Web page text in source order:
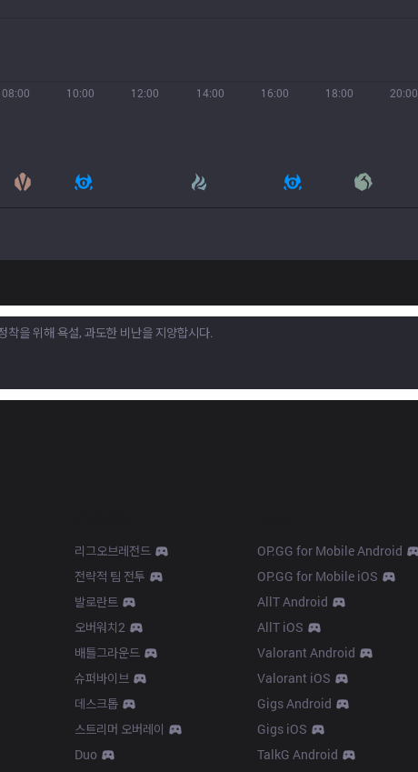
08:00 10:00 12:00 14:00 16:00 18:00 20:00
리그오브레전드
전략적 팀 전투
발로란트
오버워치2
배틀그라운드
슈퍼바이브
데스크톱
스트리머 오버레이
Duo
OP.GG for Mobile Android
OP.GG for Mobile iOS
AllT Android
AllT iOS
Valorant Android
Valorant iOS
Gigs Android
Gigs iOS
TalkG Android